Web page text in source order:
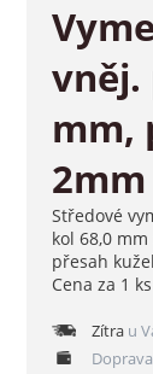
vněj.
mm,
2mm
Středové
kol 68,0
přesah
Cena za 1
Zítrau